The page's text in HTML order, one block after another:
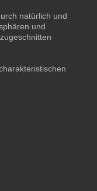
natürlich und
und